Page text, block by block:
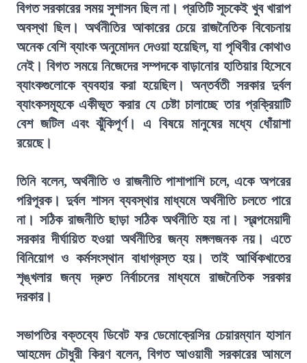
বিগত সরকারের সময় সুশাসন ছিল না। প্রতিটি সূচকেই খুব খারাপ
অবস্থা ছিল। অর্থনীতির আকারের চেয়ে রাজনৈতিক বিবেচনায়
অনেক বেশি ব্যাংক অনুমোদন দেওয়া হয়েছিল, যা পৃথিবীর কোথাও
নেই। বিগত সময়ে নিজেদের সম্পদকে বাড়ানোর হাতিয়ার হিসেবে
ব্যাংকগুলোকে ব্যবহার করা হয়েছিল। অন্তর্বতী সরকার দুর্বল
ব্যাংকসমূহকে একীভূত করার যে চেষ্টা চালাচ্ছে তার প্রক্রিয়াটি
বেশ জটিল এবং ঝুঁকিপূর্ণ। এ বিষয়ে মানুষের মধ্যে ধোঁয়াশা
রয়েছে।
তিনি বলেন, অর্থনীতি ও রাজনীতি পাশাপাশি চলে, একে অপরের
পরিপূরক। দুর্বল শাসন ব্যবস্থার মাধ্যমে অর্থনীতি চলতে পারে
না। সঠিক রাজনীতি ছাড়া সঠিক অর্থনীতি হয় না। স্বল্পমেয়াদী
সরকার দীর্ঘায়িত হওয়া অর্থনীতির জন্য মঙ্গলজনক নয়। এতে
বিনিয়োগ ও কর্মসংস্থান বাধাগ্রস্ত হয়। তাই আর্থিকখাতের
শৃঙ্খলার জন্য দ্রুত নির্বাচনের মাধ্যমে রাজনৈতিক সরকার
দরকার।
সভাপতির বক্তব্যে ডিবেট ফর ডেমোক্রেসির চেয়ারম্যান হাসান
আহমেদ চৌধুরী কিরণ বলেন, বিগত আওয়ামী সরকারের আমলে